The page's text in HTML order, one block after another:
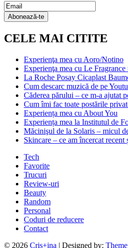
Email
Subscription
Abonează-te
CELE MAI CITITE
Experienţa mea cu Aoro/Notino
Experienţa mea cu Le Fragrance
La Roche Posay Cicaplast
Cum descarc muzică de pe
Căderea părului – ce m-a ajutat
Cum îmi fac toate postările
Experiența mea cu About You
Experiența mea la Institutul de
Măcinişul de la Solaris – micul
Skincare – ce am încercat recent
Tech
Favorite
Trucuri
Review-uri
Beauty
Random
Personal
Coduri de reducere
Contact
© 2026 Cris+ina | Designed by: